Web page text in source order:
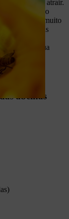
para as atrair.
com plantas do
abertas e muito
nativas, as
isso, deve
para a sua
abelhas